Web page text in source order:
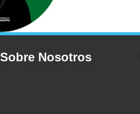
Sobre Nosotros